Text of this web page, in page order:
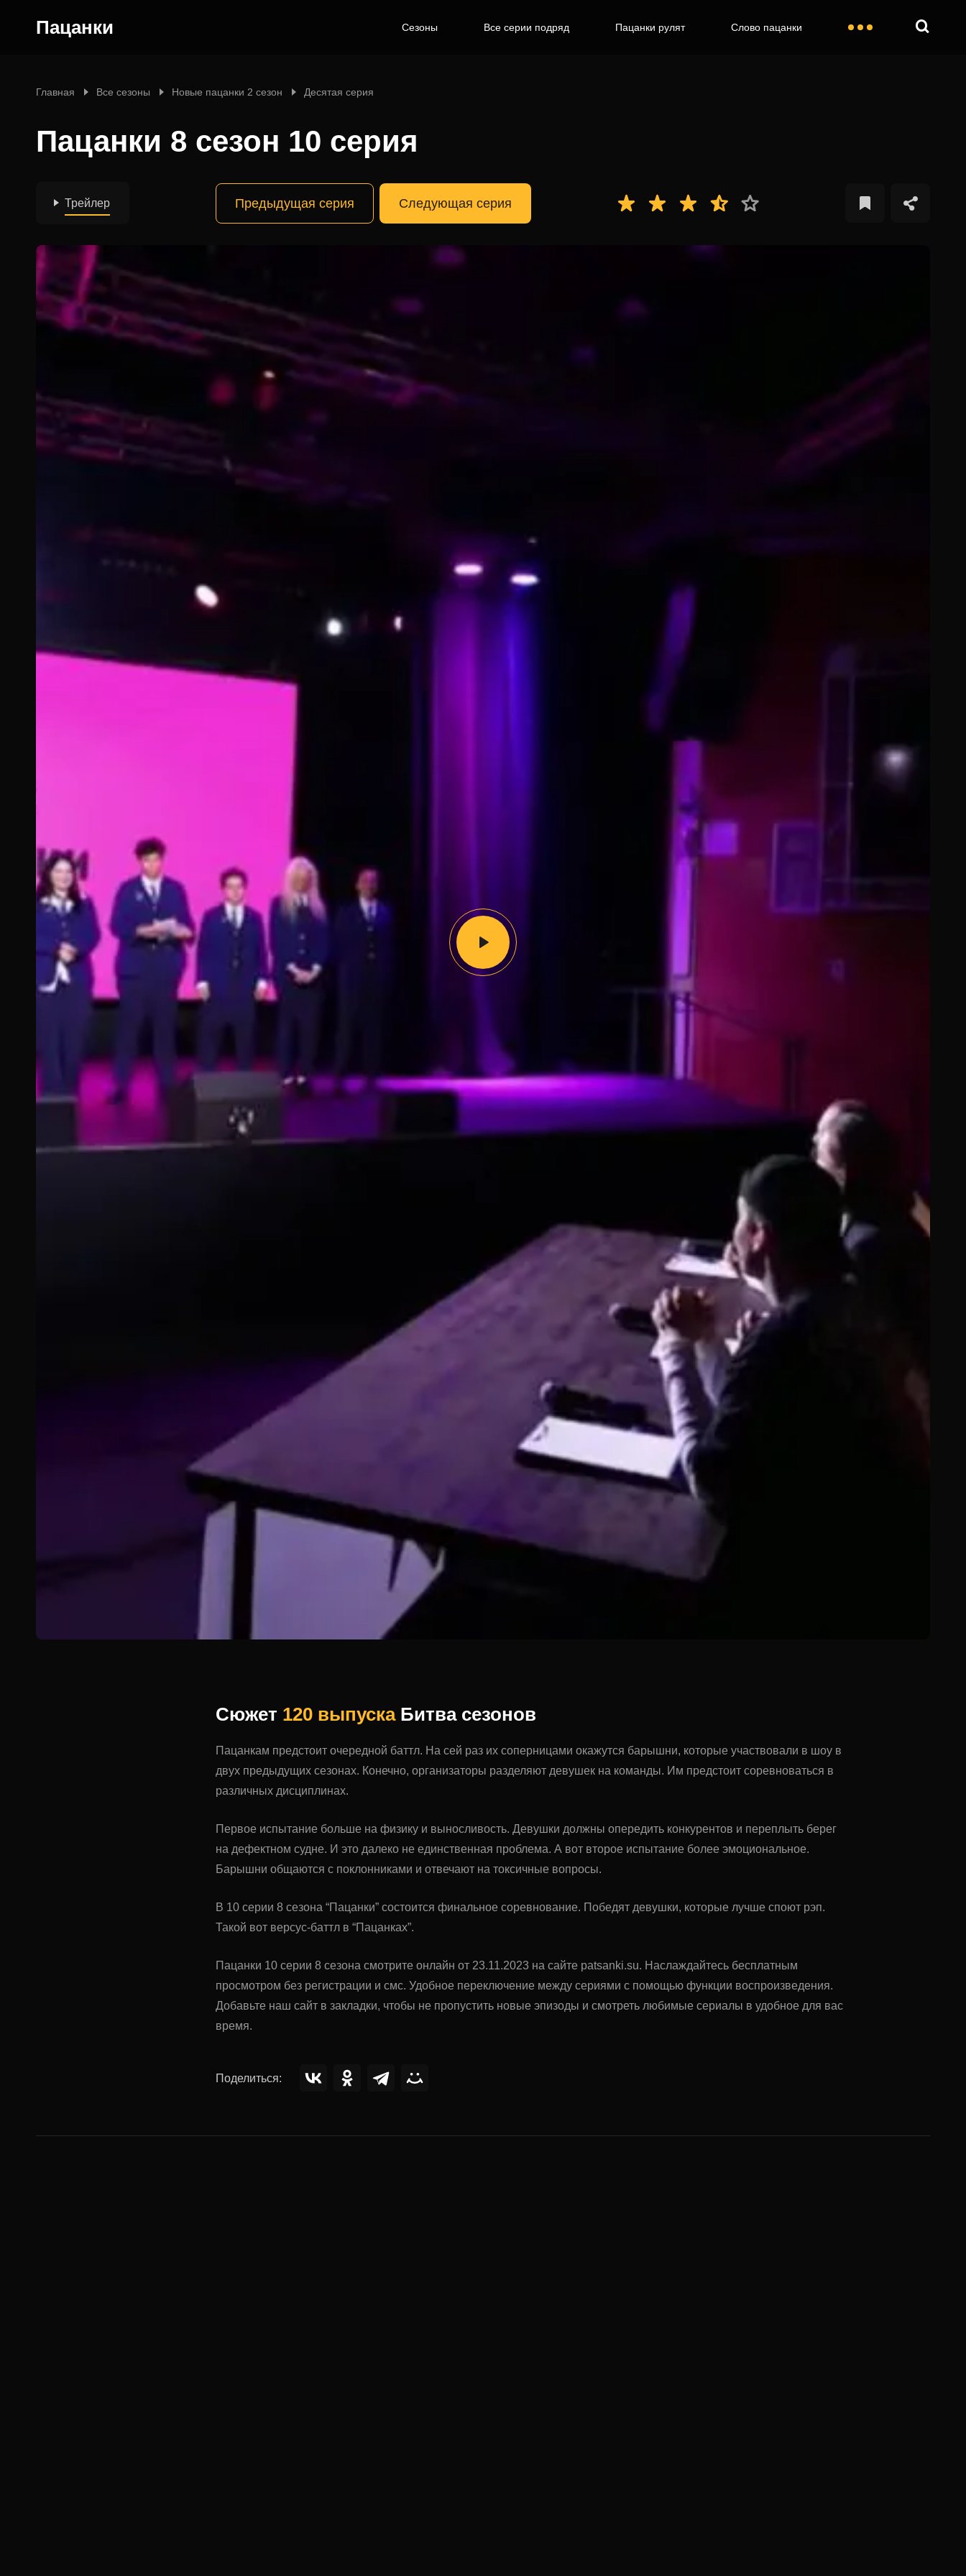
Пацанки Сезоны Все серии подряд Пацанки рулят Слово пацанки
Главная Все сезоны Новые пацанки 2 сезон Десятая серия
Пацанки 8 сезон 10 серия
Трейлер Предыдущая серия Следующая серия
Сюжет 120 выпускаБитва сезонов
Пацанкам предстоит очередной баттл. На сей раз их соперницами окажутся барышни, которые участвовали в шоу в
двух предыдущих сезонах. Конечно, организаторы разделяют девушек на команды. Им предстоит соревноваться в
различных дисциплинах.
Первое испытание больше на физику и выносливость. Девушки должны опередить конкурентов и переплыть берег
на дефектном судне. И это далеко не единственная проблема. А вот второе испытание более эмоциональное.
Барышни общаются с поклонниками и отвечают на токсичные вопросы.
В 10 серии 8 сезона “Пацанки” состоится финальное соревнование. Победят девушки, которые лучше споют рэп.
Такой вот версус-баттл в “Пацанках”.
Пацанки 10 серии 8 сезона смотрите онлайн от 23.11.2023 на сайте patsanki.su. Наслаждайтесь бесплатным
просмотром без регистрации и смс. Удобное переключение между сериями с помощью функции воспроизведения.
Добавьте наш сайт в закладки, чтобы не пропустить новые эпизоды и смотреть любимые сериалы в удобное для вас
время.
Поделиться: